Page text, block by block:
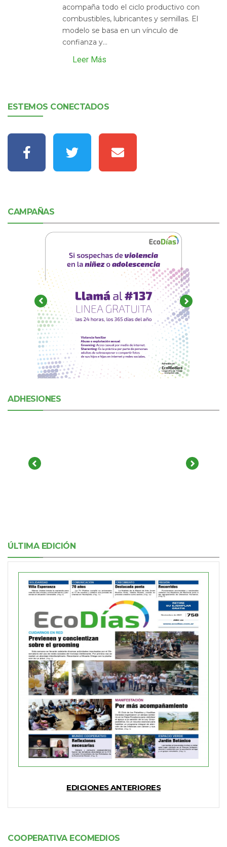
acompaña todo el ciclo productivo con
combustibles, lubricantes y semillas. El
modelo se basa en un vínculo de
confianza y...
Leer Más
ESTEMOS CONECTADOS
CAMPAÑAS
ADHESIONES
ÚLTIMA EDICIÓN
EDICIONES ANTERIORES
COOPERATIVA ECOMEDIOS